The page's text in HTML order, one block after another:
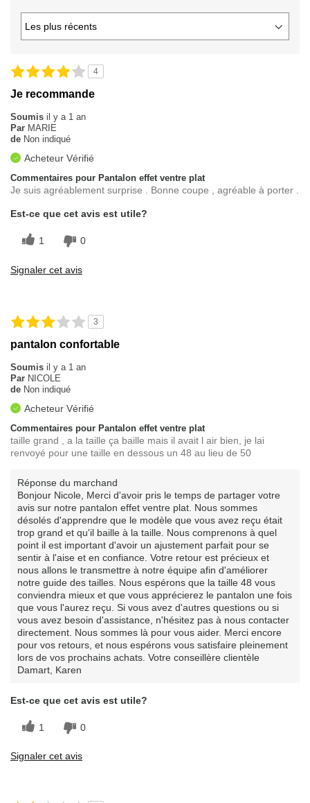
4
Je recommande
Soumis il y a 1 an
Par MARIE
de Non indiqué
Acheteur Vérifié
Commentaires pour Pantalon effet ventre plat
Je suis agréablement surprise . Bonne coupe , agréable à porter .
Est-ce que cet avis est utile?
1 0
Signaler cet avis
3
pantalon confortable
Soumis il y a 1 an
Par NICOLE
de Non indiqué
Acheteur Vérifié
Commentaires pour Pantalon effet ventre plat
taille grand , a la taille ça baille mais il avait l air bien, je lai
renvoyé pour une taille en dessous un 48 au lieu de 50
Réponse du marchand
Bonjour Nicole, Merci d'avoir pris le temps de partager votre
avis sur notre pantalon effet ventre plat. Nous sommes
désolés d'apprendre que le modèle que vous avez reçu était
trop grand et qu'il baille à la taille. Nous comprenons à quel
point il est important d'avoir un ajustement parfait pour se
sentir à l'aise et en confiance. Votre retour est précieux et
nous allons le transmettre à notre équipe afin d'améliorer
notre guide des tailles. Nous espérons que la taille 48 vous
conviendra mieux et que vous apprécierez le pantalon une fois
que vous l'aurez reçu. Si vous avez d'autres questions ou si
vous avez besoin d'assistance, n'hésitez pas à nous contacter
directement. Nous sommes là pour vous aider. Merci encore
pour vos retours, et nous espérons vous satisfaire pleinement
lors de vos prochains achats. Votre conseillère clientèle
Damart, Karen
Est-ce que cet avis est utile?
1 0
Signaler cet avis